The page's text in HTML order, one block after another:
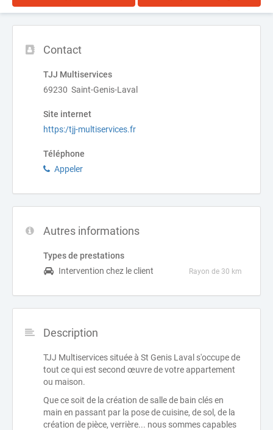
Contact
TJJ Multiservices
69230 Saint-Genis-Laval
Site internet
https:/tjj-multiservices.fr
Téléphone
Appeler
Autres informations
Types de prestations
Intervention chez le client
Rayon de 30 km
Description
TJJ Multiservices située à St Genis Laval s'occupe de
tout ce qui est second œuvre de votre appartement
ou maison.
Que ce soit de la création de salle de bain clés en
main en passant par la pose de cuisine, de sol, de la
création de pièce, verrière... nous sommes capables